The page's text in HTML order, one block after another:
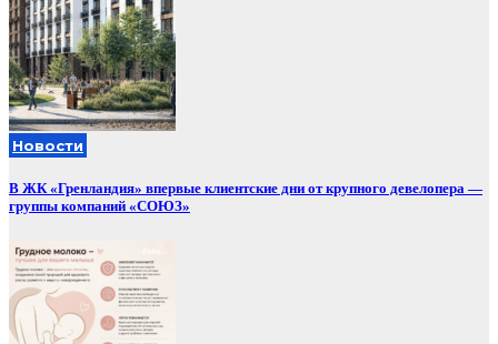
Новости
В ЖК «Гренландия» впервые клиентские дни от крупного девелопера —
группы компаний «СОЮЗ»